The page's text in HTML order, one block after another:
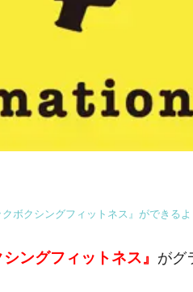
クシングフィットネス』ができるよ
ングフィットネス』 がグ